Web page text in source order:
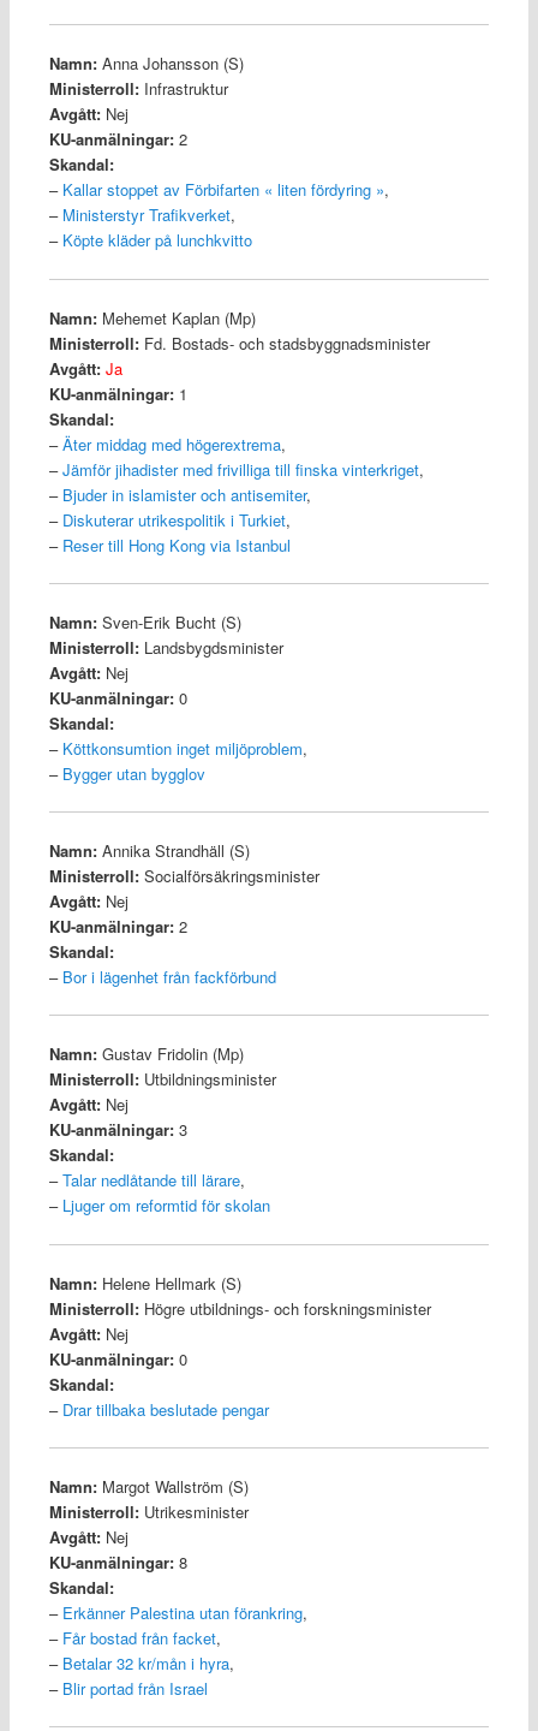
Namn:Anna Johansson (S)
Ministerroll:Infrastruktur
Avgått:Nej
KU-anmälningar:2
Skandal:
– Kallar stoppet av Förbifarten « liten fördyring »,
– Ministerstyr Trafikverket,
– Köpte kläder på lunchkvitto
Namn:Mehemet Kaplan (Mp)
Ministerroll:Fd. Bostads- och stadsbyggnadsminister
Avgått: Ja
KU-anmälningar:1
Skandal:
–Äter middag med högerextrema,
–Jämför jihadister med frivilliga till finska vinterkriget,
– Bjuder in islamister och antisemiter,
– Diskuterar utrikespolitik i Turkiet,
– Reser till Hong Kong via Istanbul
Namn:Sven-Erik Bucht (S)
Ministerroll:Landsbygdsminister
Avgått:Nej
KU-anmälningar:0
Skandal:
– Köttkonsumtion inget miljöproblem,
– Bygger utan bygglov
Namn:Annika Strandhäll (S)
Ministerroll:Socialförsäkringsminister
Avgått:Nej
KU-anmälningar:2
Skandal:
– Bor i lägenhet från fackförbund
Namn:Gustav Fridolin (Mp)
Ministerroll:Utbildningsminister
Avgått:Nej
KU-anmälningar:3
Skandal:
–Talar nedlåtande till lärare,
– Ljuger om reformtid för skolan
Namn:Helene Hellmark (S)
Ministerroll:Högre utbildnings- och forskningsminister
Avgått:Nej
KU-anmälningar:0
Skandal:
– Drar tillbaka beslutade pengar
Namn:Margot Wallström (S)
Ministerroll:Utrikesminister
Avgått:Nej
KU-anmälningar:8
Skandal:
– Erkänner Palestina utan förankring,
– Får bostad från facket,
– Betalar 32 kr/mån i hyra,
– Blir portad från Israel